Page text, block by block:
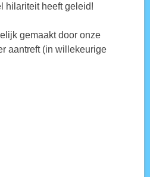
hilariteit heeft geleid!
gemaakt door onze
aantreft (in willekeurige